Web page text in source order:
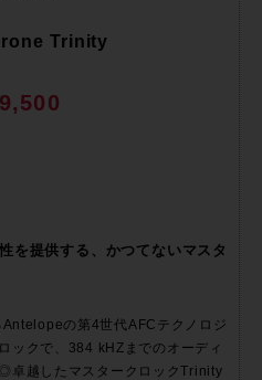
Trinity
を提供する、かつてないマスタ
の第4世代AFCテクノロジ
ックで、384 kHZまでのオーディ
卓越したマスタークロックTrinity